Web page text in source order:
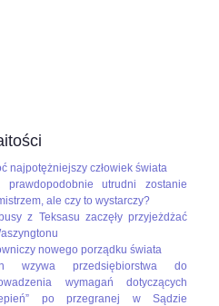
najpotężniejszy człowiek świata
prawdopodobnie utrudni zostanie
ale czy to wystarczy?
z Teksasu zaczęły przyjeżdżać
nowego porządku świata
wzywa przedsiębiorstwa do
wymagań dotyczących
po przegranej w Sądzie